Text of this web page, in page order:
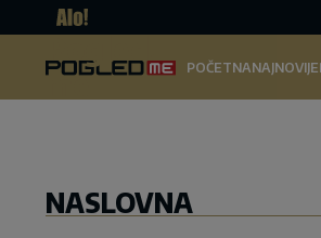
Pogled.
me POČETNANAJNOVIJE
NASLOVNA